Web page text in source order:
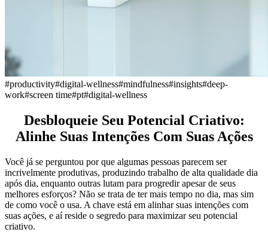
#productivity#digital-wellness#mindfulness#insights#deep-
work#screen time#pt#digital-wellness
Desbloqueie Seu Potencial Criativo:
Alinhe Suas Intenções Com Suas Ações
Você já se perguntou por que algumas pessoas parecem ser
incrivelmente produtivas, produzindo trabalho de alta qualidade dia
após dia, enquanto outras lutam para progredir apesar de seus
melhores esforços? Não se trata de ter mais tempo no dia, mas sim
de como você o usa. A chave está em alinhar suas intenções com
suas ações, e aí reside o segredo para maximizar seu potencial
criativo.